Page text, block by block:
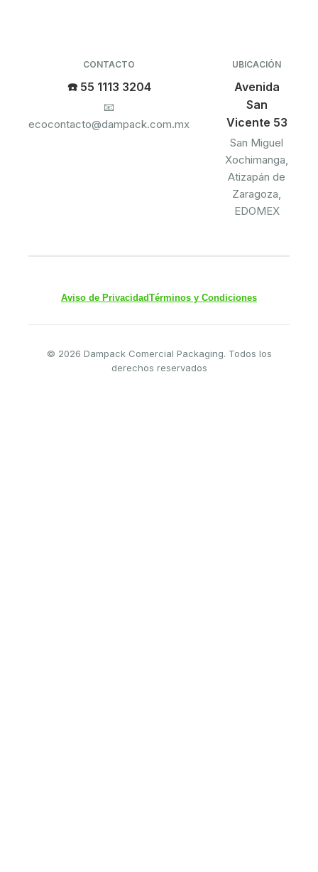
CONTACTO
☎️ 55 1113 3204
📧
ecocontacto@dampack.com.mx
UBICACIÓN
Avenida
San
Vicente 53
San Miguel
Xochimanga,
Atizapán de
Zaragoza,
EDOMEX
Aviso de PrivacidadTérminos y Condiciones
© 2026 Dampack Comercial Packaging. Todos los
derechos reservados